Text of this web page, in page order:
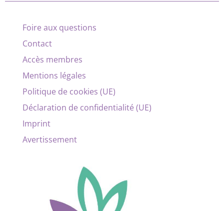
Foire aux questions
Contact
Accès membres
Mentions légales
Politique de cookies (UE)
Déclaration de confidentialité (UE)
Imprint
Avertissement